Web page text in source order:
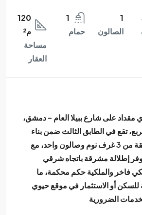
1
الصالون
1
حمام
120
م²
مساحة
العقار
على شارع ببيلا العام – دمشق،
متر مربع، تقع في الطابق الثالث ضمن بناء
مرخّص. تتألف الشقة من 3 غرف نوم وصالون واحد، مع
إطلالة مشرقة باتجاه شرقي
فاخر والملكية حكم محكمة، ما
للسكن أو الاستثمار في موقع حيوي
الضرورية